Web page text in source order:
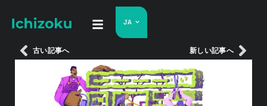
JA
古い記事へ 新しい記事へ